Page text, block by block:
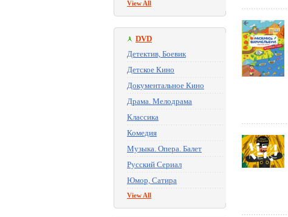
View All
DVD
Детектив, Боевик
Детское Кино
Документальное Кино
Драма. Мелодрама
Классика
Комедия
Музыка. Опера. Балет
Русский Сериал
Юмор, Сатира
View All